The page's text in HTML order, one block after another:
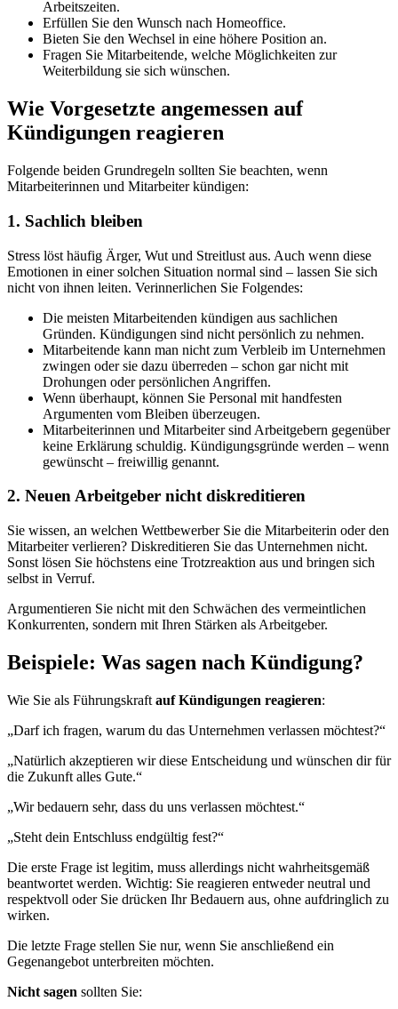
Arbeitszeiten.
Erfüllen Sie den Wunsch nach Homeoffice.
Bieten Sie den Wechsel in eine höhere Position an.
Fragen Sie Mitarbeitende, welche Möglichkeiten zur
Weiterbildung sie sich wünschen.
Wie Vorgesetzte angemessen auf
Kündigungen reagieren
Folgende beiden Grundregeln sollten Sie beachten, wenn
Mitarbeiterinnen und Mitarbeiter kündigen:
1. Sachlich bleiben
Stress löst häufig Ärger, Wut und Streitlust aus. Auch wenn diese
Emotionen in einer solchen Situation normal sind – lassen Sie sich
nicht von ihnen leiten. Verinnerlichen Sie Folgendes:
Die meisten Mitarbeitenden kündigen aus sachlichen
Gründen. Kündigungen sind nicht persönlich zu nehmen.
Mitarbeitende kann man nicht zum Verbleib im Unternehmen
zwingen oder sie dazu überreden – schon gar nicht mit
Drohungen oder persönlichen Angriffen.
Wenn überhaupt, können Sie Personal mit handfesten
Argumenten vom Bleiben überzeugen.
Mitarbeiterinnen und Mitarbeiter sind Arbeitgebern gegenüber
keine Erklärung schuldig. Kündigungsgründe werden – wenn
gewünscht – freiwillig genannt.
2. Neuen Arbeitgeber nicht diskreditieren
Sie wissen, an welchen Wettbewerber Sie die Mitarbeiterin oder den
Mitarbeiter verlieren? Diskreditieren Sie das Unternehmen nicht.
Sonst lösen Sie höchstens eine Trotzreaktion aus und bringen sich
selbst in Verruf.
Argumentieren Sie nicht mit den Schwächen des vermeintlichen
Konkurrenten, sondern mit Ihren Stärken als Arbeitgeber.
Beispiele: Was sagen nach Kündigung?
Wie Sie als Führungskraft auf Kündigungen reagieren:
„Darf ich fragen, warum du das Unternehmen verlassen möchtest?“
„Natürlich akzeptieren wir diese Entscheidung und wünschen dir für
die Zukunft alles Gute.“
„Wir bedauern sehr, dass du uns verlassen möchtest.“
„Steht dein Entschluss endgültig fest?“
Die erste Frage ist legitim, muss allerdings nicht wahrheitsgemäß
beantwortet werden. Wichtig: Sie reagieren entweder neutral und
respektvoll oder Sie drücken Ihr Bedauern aus, ohne aufdringlich zu
wirken.
Die letzte Frage stellen Sie nur, wenn Sie anschließend ein
Gegenangebot unterbreiten möchten.
Nicht sagen sollten Sie: